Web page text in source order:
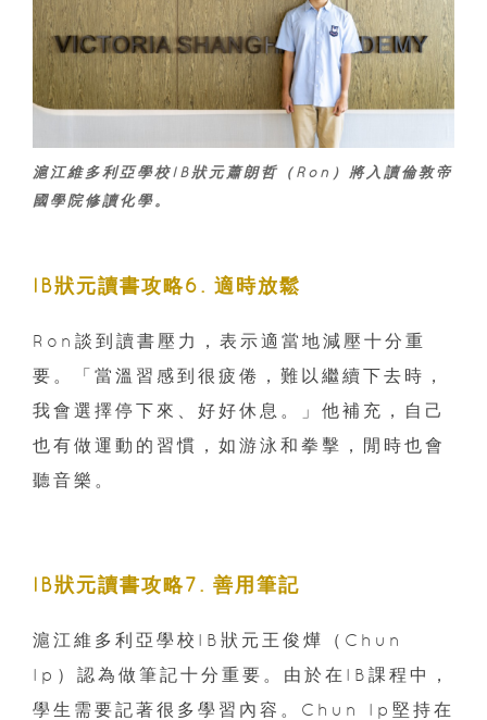
滬江維多利亞學校IB狀元蕭朗哲（Ron）將入讀倫敦帝
國學院修讀化學。
IB狀元讀書攻略6. 適時放鬆
Ron談到讀書壓力，表示適當地減壓十分重
要。「當溫習感到很疲倦，難以繼續下去時，
我會選擇停下來、好好休息。」他補充，自己
也有做運動的習慣，如游泳和拳擊，閒時也會
聽音樂。
IB狀元讀書攻略7. 善用筆記
滬江維多利亞學校IB狀元王俊燁（Chun
Ip）認為做筆記十分重要。由於在IB課程中，
學生需要記著很多學習內容。Chun Ip堅持在